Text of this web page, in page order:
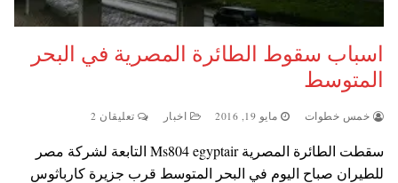
اسباب سقوط الطائرة المصرية في البحر
المتوسط
خمس خطوات مايو 19, 2016 اخبار تعليقان 2
سقطت الطائرة المصرية Ms804 egyptair التابعة لشركة مصر
للطيران صباح اليوم في البحر المتوسط قرب جزيرة كارباثوس